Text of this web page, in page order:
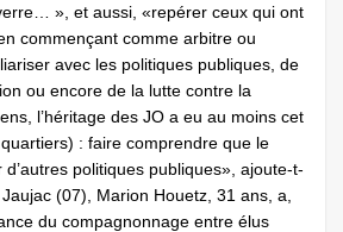
», et aussi, «repérer ceux qui ont
commençant comme arbitre ou
avec les politiques publiques, de
ou encore de la lutte contre la
l’héritage des JO a eu au moins cet
: faire comprendre que le
politiques publiques», ajoute-t-
(07), Marion Houetz, 31 ans, a,
du compagnonnage entre élus